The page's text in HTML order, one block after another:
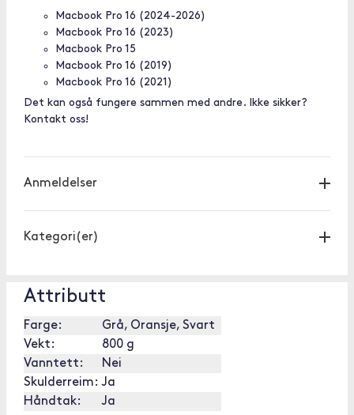
Macbook Pro 16 (2024-2026)
Macbook Pro 16 (2023)
Macbook Pro 15
Macbook Pro 16 (2019)
Macbook Pro 16 (2021)
Det kan også fungere sammen med andre. Ikke sikker?
Kontakt oss!
Anmeldelser
Kategori(er)
Attributt
Farge:
Grå, Oransje, Svart
Vekt:
800 g
Vanntett:
Nei
Skulderreim: Ja
Håndtak:
Ja